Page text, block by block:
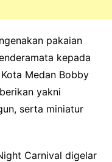
pakaian
kepada
Medan Bobby
yakni
serta miniatur
Carnival digelar